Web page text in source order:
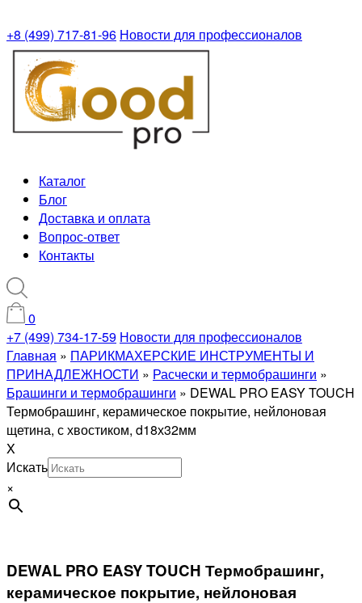
+8 (499) 717-81-96 Новости для профессионалов
Каталог
Блог
Доставка и оплата
Вопрос-ответ
Контакты
0
+7 (499) 734-17-59 Новости для профессионалов
Главная » ПАРИКМАХЕРСКИЕ ИНСТРУМЕНТЫ И
ПРИНАДЛЕЖНОСТИ » Расчески и термобрашинги »
Брашинги и термобрашинги » DEWAL PRO EASY TOUCH
Термобрашинг, керамическое покрытие, нейлоновая
щетина, с хвостиком, d18х32мм
X
Искать
×
DEWAL PRO EASY TOUCH Термобрашинг,
керамическое покрытие, нейлоновая